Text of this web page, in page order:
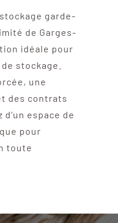
garde-
de Garges-
idéale pour
stockage.
une
des contrats
espace de
pour
toute